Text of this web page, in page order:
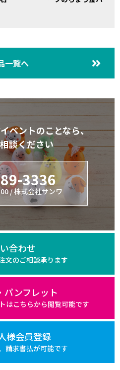
一覧へ
ベントのことなら、
談ください
3336
/ 株式会社サンワ
合わせ
文のご相談承ります
パンフレット
はこちらから閲覧可能です
様会員登録
請求書払が可能です